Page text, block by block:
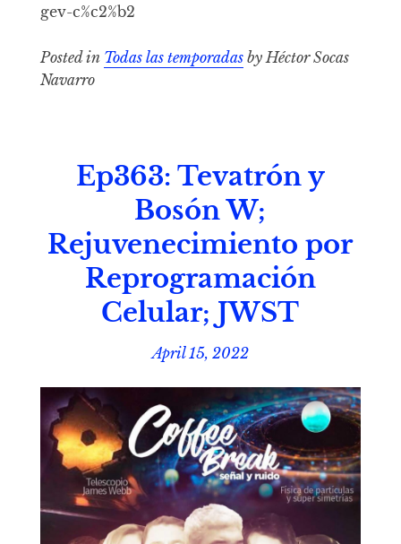
gev-c%c2%b2
Posted in Todas las temporadasby Héctor Socas
Navarro
Ep363: Tevatrón y
Bosón W;
Rejuvenecimiento por
Reprogramación
Celular; JWST
April 15, 2022